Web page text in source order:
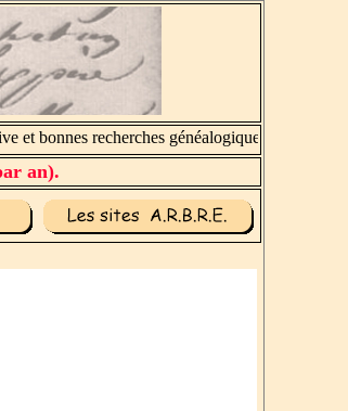
et bonnes recherches généalogiques.
an).